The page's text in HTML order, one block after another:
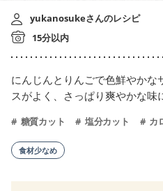
yukanosukeさんのレシピ
15分以内
にんじんとりんごで色鮮やかな
スがよく、さっぱり爽やかな味
糖質カット 塩分カット カ
食材少なめ